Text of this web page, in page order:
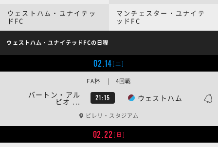
ウェストハム・ユナイテッ
ドFC
マンチェスター・ユナイテ
ッドFC
ウェストハム・ユナイテッドFCの日程
02.14[土]
バートン・アル
ビオ ... 21:15 ウェストハム
FA杯 | 4回戦
ピレリ・スタジアム
02.22[日]